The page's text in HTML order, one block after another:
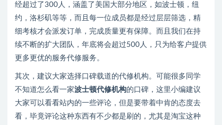
经超过了300人，涵盖了美国大部分地区，如波士顿，纽
约，洛杉矶等等，而且每一位成员都是经过层层筛选，精
细考核才会派发订单，完成质量更有保障。而且我们在持
续不断的扩大团队，年底将会超过500人，只为给客户提供
更多更优的服务代修服务。
其次，建议大家选择口碑载道的代修机构。可能很多同学
不知道怎么看一家波士顿代修机构 的口碑，这里小编建议
大家可以看看站内的一些评论，但是要带着中肯的态度去
看，毕竟评论这种东西有不少都是刷的，尤其是淘宝这种